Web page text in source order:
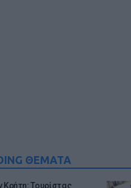
ΘΕΜΑΤΑ
Κρήτη: Τουρίστας